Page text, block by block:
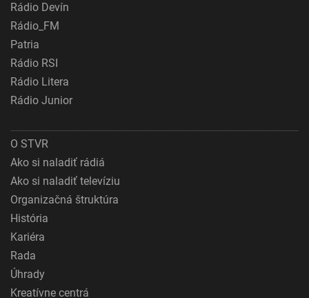
Rádio Devín
Rádio_FM
Patria
Rádio RSI
Rádio Litera
Rádio Junior
O STVR
Ako si naladiť rádiá
Ako si naladiť televíziu
Organizačná štruktúra
História
Kariéra
Rada
Úhrady
Kreatívne centrá